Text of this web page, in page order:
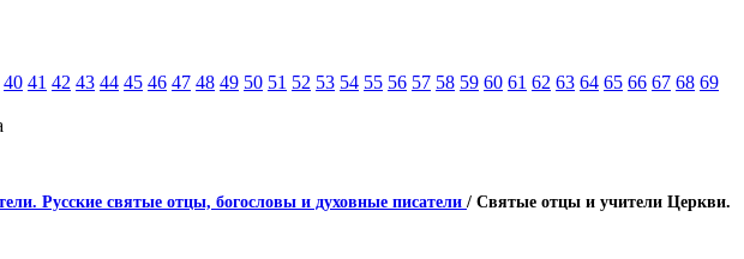
40 41 42 43 44 45 46 47 48 49 50 51 52 53 54 55 56 57 58 59 60 61 62 63 64 65 66 67 68 69
Русские святые отцы, богословы и духовные писатели / Святые отцы и учители Церкви.